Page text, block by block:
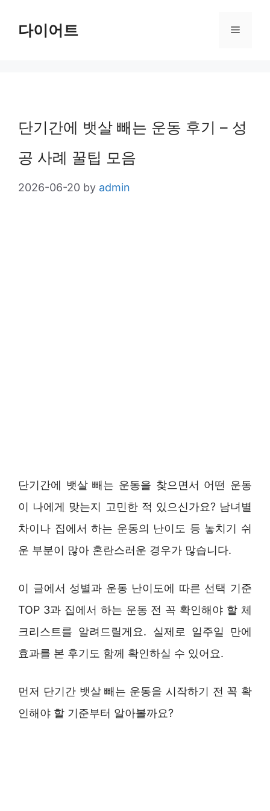
다이어트 Menu
단기간에 뱃살 빼는 운동 후기 – 성
공 사례 꿀팁 모음
2026-06-20 by admin
단기간에 뱃살 빼는 운동을 찾으면서 어떤 운동
이 나에게 맞는지 고민한 적 있으신가요? 남녀별
차이나 집에서 하는 운동의 난이도 등 놓치기 쉬
운 부분이 많아 혼란스러운 경우가 많습니다.
이 글에서 성별과 운동 난이도에 따른 선택 기준
TOP 3과 집에서 하는 운동 전 꼭 확인해야 할 체
크리스트를 알려드릴게요. 실제로 일주일 만에
효과를 본 후기도 함께 확인하실 수 있어요.
먼저 단기간 뱃살 빼는 운동을 시작하기 전 꼭 확
인해야 할 기준부터 알아볼까요?